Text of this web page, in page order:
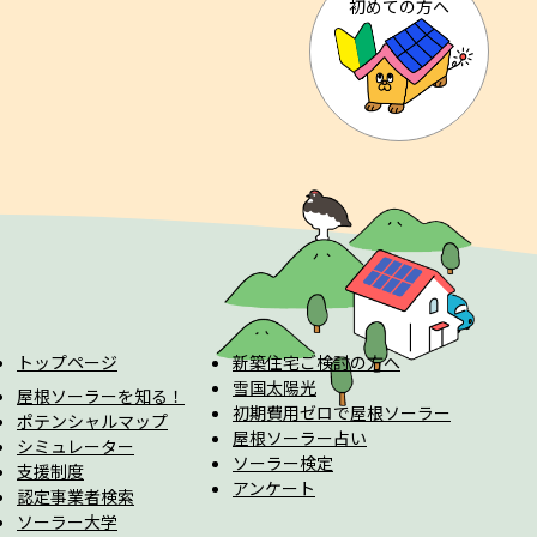
初めての方へ
トップページ
屋根ソーラーを知る！
ポテンシャルマップ
シミュレーター
支援制度
認定事業者検索
ソーラー大学
新築住宅ご検討の方へ
雪国太陽光
初期費用ゼロで屋根ソーラー
屋根ソーラー占い
ソーラー検定
アンケート